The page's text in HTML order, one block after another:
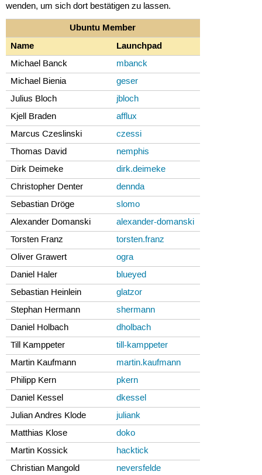
wenden, um sich dort bestätigen zu lassen.
Ubuntu Member
Name
Launchpad
Michael Banck
mbanck
Michael Bienia
geser
Julius Bloch
jbloch
Kjell Braden
afflux
Marcus Czeslinski
czessi
Thomas David
nemphis
Dirk Deimeke
dirk.deimeke
Christopher Denter
dennda
Sebastian Dröge
slomo
Alexander Domanski
alexander-domanski
Torsten Franz
torsten.franz
Oliver Grawert
ogra
Daniel Haler
blueyed
Sebastian Heinlein
glatzor
Stephan Hermann
shermann
Daniel Holbach
dholbach
Till Kamppeter
till-kamppeter
Martin Kaufmann
martin.kaufmann
Philipp Kern
pkern
Daniel Kessel
dkessel
Julian Andres Klode
juliank
Matthias Klose
doko
Martin Kossick
hacktick
Christian Mangold
neversfelde